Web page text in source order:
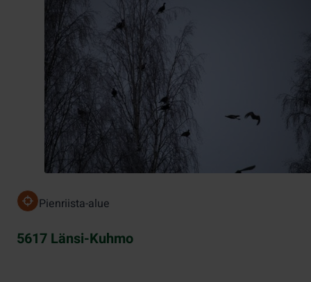
Pienriista-alue
5617 Länsi-Kuhmo